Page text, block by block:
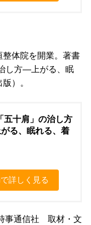
体院を開業。著書
し方―上がる、眠
）。
五十肩」の治し方
がる、眠れる、着
詳しく見る
事通信社 取材・文